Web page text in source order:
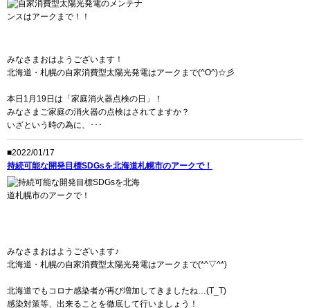
みなさまおはようございます！
北海道・札幌の自家消費型太陽光発電はアークまで(^O^)☆彡
本日1月19日は「家庭消火器点検の日」！
みなさまご家庭の消火器の点検はされてますか？
いざという時の為に、･･･
■2022/01/17
持続可能な開発目標SDGsを北海道札幌市のアークで！
みなさまおはようございます♪
北海道・札幌の自家消費型太陽光発電はアークまで(*^▽^*)
北海道でもコロナ感染者が再び増加してきましたね…(T_T)
感染対策等、出来ることを徹底して行いましょう！